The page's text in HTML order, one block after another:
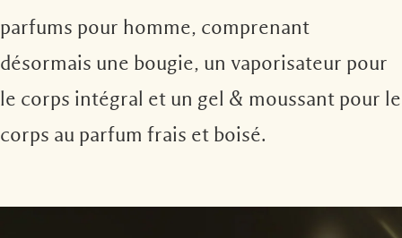
parfums pour homme, comprenant
désormais une bougie, un vaporisateur pour
le corps intégral et un gel & moussant pour le
corps au parfum frais et boisé.